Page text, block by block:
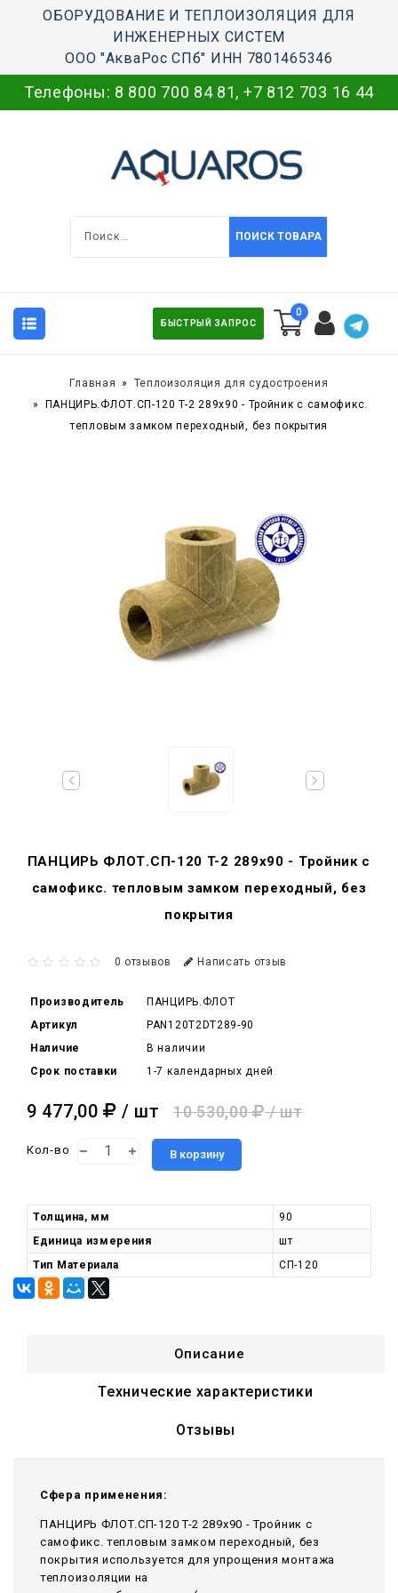
ОБОРУДОВАНИЕ И ТЕПЛОИЗОЛЯЦИЯ ДЛЯ
ИНЖЕНЕРНЫХ СИСТЕМ
ООО "АкваРос СПб" ИНН 7801465346
Телефоны: 8 800 700 84 81, +7 812 703 16 44
ПОИСК ТОВАРА
БЫСТРЫЙ ЗАПРОС
0
Главная
Теплоизоляция для судостроения
ПАНЦИРЬ.ФЛОТ.СП-120 T-2 289x90 - Тройник c самофикс.
тепловым замком переходный, без покрытия
ПАНЦИРЬ ФЛОТ.СП-120 T-2 289x90 - Тройник c
самофикс. тепловым замком переходный, без
покрытия
0 отзывов Написать отзыв
Производитель
ПАНЦИРЬ.ФЛОТ
Артикул
PAN120T2DT289-90
Наличие
В наличии
Срок поставки
1-7 календарных дней
9 477,00 / шт 10 530,00 / шт
Кол-во В корзину
Толщина, мм
90
Единица измерения
шт
Тип Материала
СП-120
Описание
Технические характеристики
Отзывы
Сфера применения:
ПАНЦИРЬ ФЛОТ.СП-120 T-2 289x90 - Тройник c
самофикс. тепловым замком переходный, без
покрытия используется для упрощения монтажа
теплоизоляции на